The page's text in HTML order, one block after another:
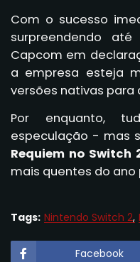
Com o sucesso
surpreendendo
Capcom em
a empresa esteja
versões nativas para
Por enquanto,
especulação - mas
Requiem no Switch
mais quentes do ano
Tags: Nintendo Switch 2
Facebook